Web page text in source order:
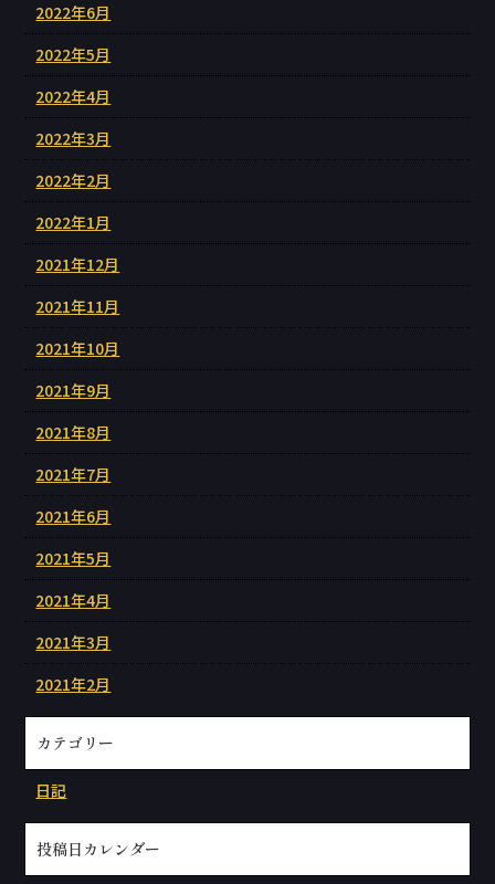
2022年6月
2022年5月
2022年4月
2022年3月
2022年2月
2022年1月
2021年12月
2021年11月
2021年10月
2021年9月
2021年8月
2021年7月
2021年6月
2021年5月
2021年4月
2021年3月
2021年2月
カテゴリー
日記
投稿日カレンダー